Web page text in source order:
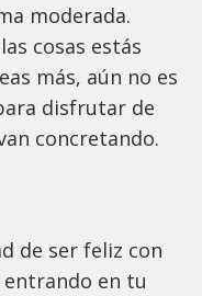
moderada.
cosas estás
más, aún no es
disfrutar de
concretando.
de ser feliz con
entrando en tu